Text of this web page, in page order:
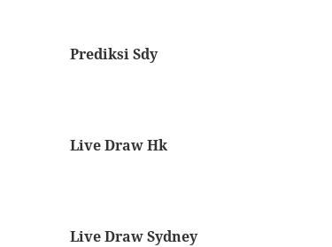
Prediksi Sdy
Live Draw Hk
Live Draw Sydney